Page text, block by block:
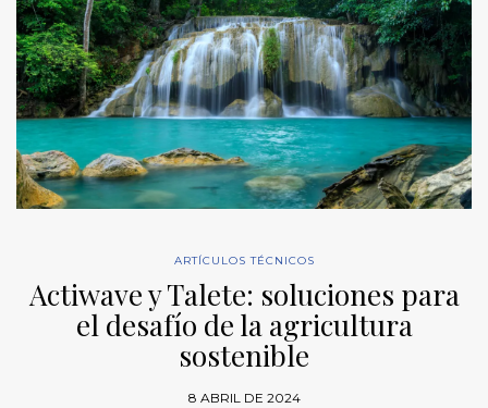
ARTÍCULOS TÉCNICOS
Actiwave y Talete: soluciones para
el desafío de la agricultura
sostenible
8 ABRIL DE 2024